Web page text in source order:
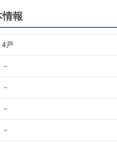
報
4戸
－
－
－
－